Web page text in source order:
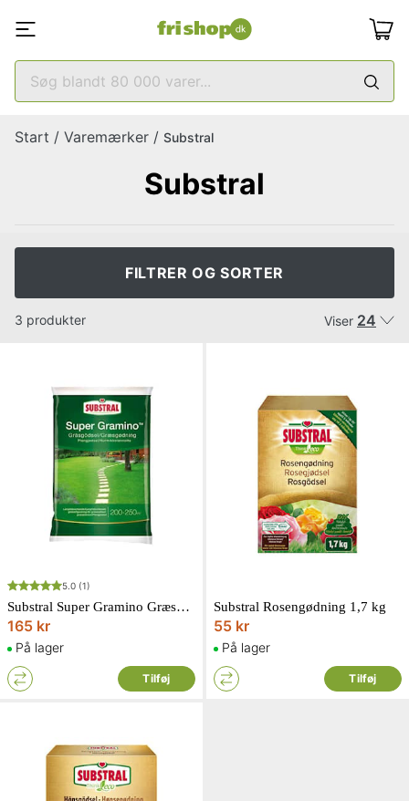
Start / Varemærker / Substral
Substral
FILTRER OG SORTER
3 produkter Viser 24
5.0 (1)
Substral Super Gramino Græsgødning 6,5 kg 200-250 kvm
165 kr
På lager
Tilføj
Substral Rosengødning 1,7 kg
55 kr
På lager
Tilføj